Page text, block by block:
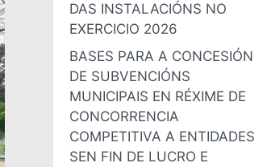
DAS INSTALACIÓNS NO
EXERCICIO 2026
BASES PARA A CONCESIÓN
DE SUBVENCIÓNS
MUNICIPAIS EN RÉXIME DE
CONCORRENCIA
COMPETITIVA A ENTIDADES
SEN FIN DE LUCRO E